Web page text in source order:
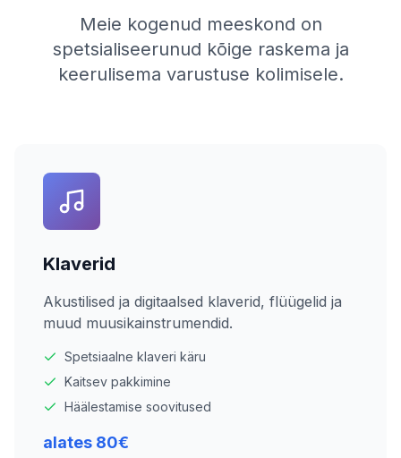
Meie kogenud meeskond on
spetsialiseerunud kõige raskema ja
keerulisema varustuse kolimisele.
Klaverid
Akustilised ja digitaalsed klaverid, flüügelid ja
muud muusikainstrumendid.
Spetsiaalne klaveri käru
Kaitsev pakkimine
Häälestamise soovitused
alates 80€